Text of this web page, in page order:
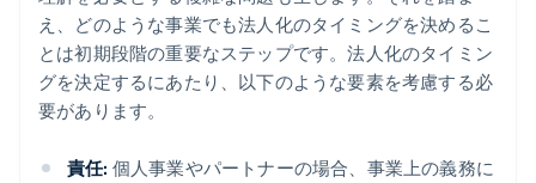
え、どのような事業でも法人化のタイミングを決めるこ
とは初期段階の重要なステップです。法人化のタイミン
グを決定するにあたり、以下のような要素を考慮する必
要があります。
責任: 個人事業やパートナーの場合、事業上の義務に